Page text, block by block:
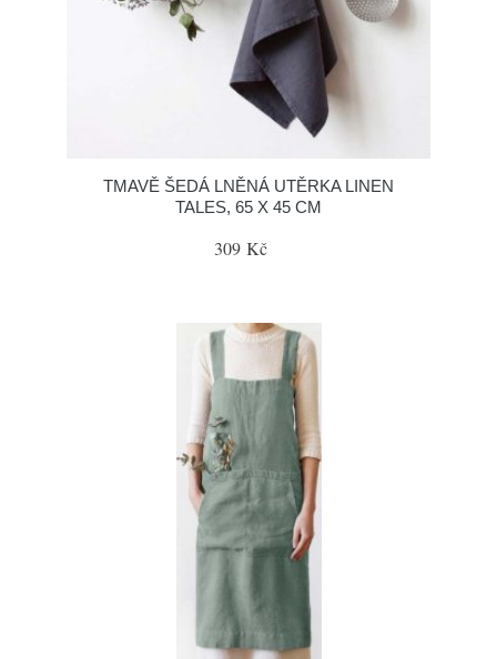
TMAVĚ ŠEDÁ LNĚNÁ UTĚRKA LINEN
TALES, 65 X 45 CM
309 Kč